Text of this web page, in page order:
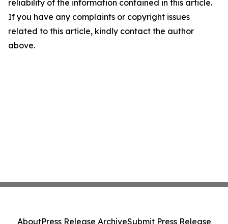
reliability of the information contained in this article.
If you have any complaints or copyright issues
related to this article, kindly contact the author
above.
AboutPress Release ArchiveSubmit Press Release